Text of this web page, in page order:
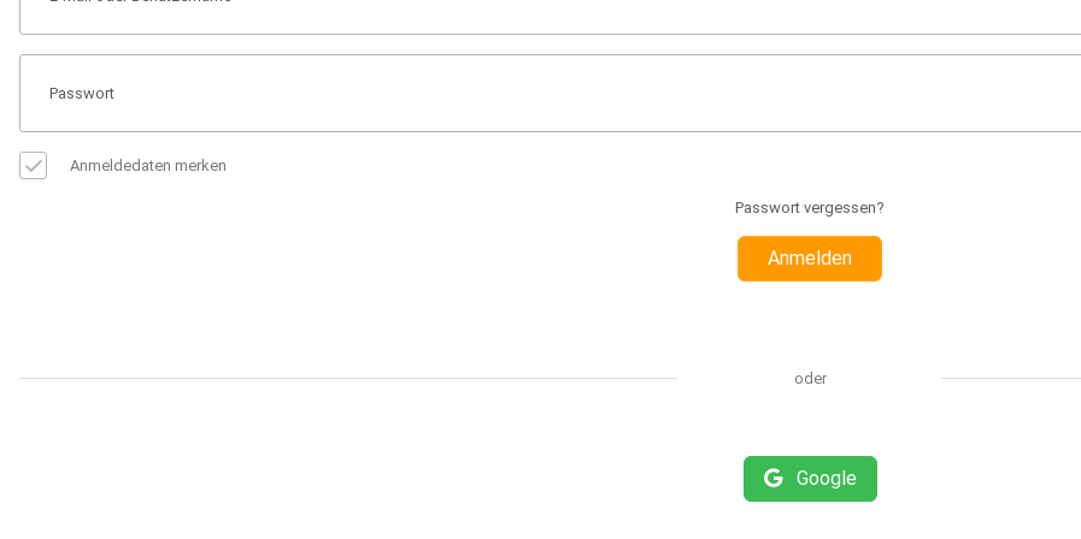
Anmeldedaten merken
Passwort vergessen?
Anmelden
oder
Google